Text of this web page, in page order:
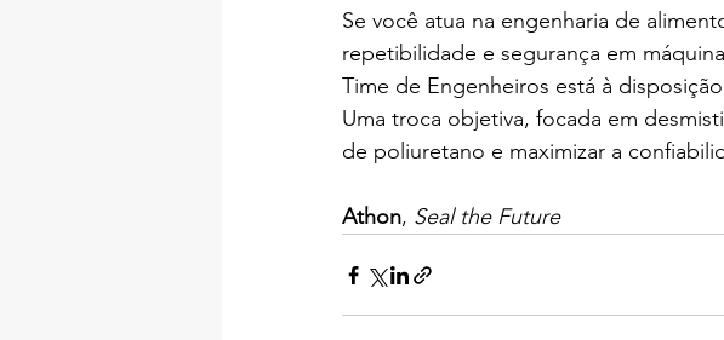
Se você atua na engenharia de
repetibilidade e segurança em
Time de Engenheiros está à
Uma troca objetiva, focada em
de poliuretano e maximizar a
Athon, Seal the Future